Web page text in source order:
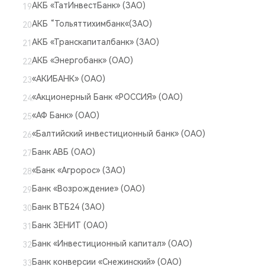
АКБ «ТатИнвестБанк» (ЗАО)
АКБ “Тольяттихимбанк«(ЗАО)
АКБ «Транскапиталбанк» (ЗАО)
АКБ «Энергобанк» (ОАО)
«АКИБАНК» (ОАО)
«Акционерный Банк «РОССИЯ» (ОАО)
«АФ Банк» (ОАО)
«Балтийский инвестиционный банк» (ОАО)
Банк АВБ (ОАО)
«Банк «Агророс» (ЗАО)
Банк «Возрождение» (ОАО)
Банк ВТБ24 (ЗАО)
Банк ЗЕНИТ (ОАО)
Банк «Инвестиционный капитал» (ОАО)
Банк конверсии «Снежинский» (ОАО)